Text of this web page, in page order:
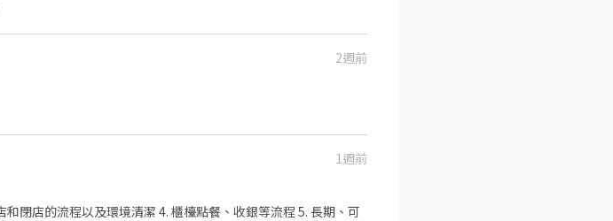
2週前
1週前
閉店的流程以及環境清潔 4. 櫃檯點餐、收銀等流程 5. 長期、可